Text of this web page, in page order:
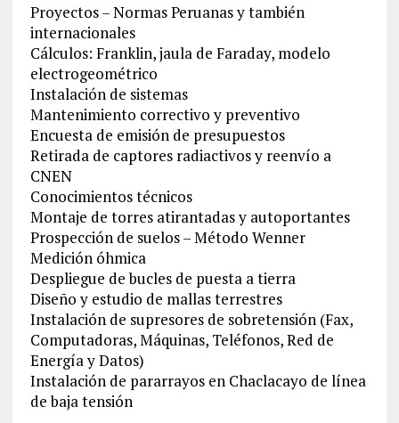
Proyectos – Normas Peruanas y también
internacionales
Cálculos: Franklin, jaula de Faraday, modelo
electrogeométrico
Instalación de sistemas
Mantenimiento correctivo y preventivo
Encuesta de emisión de presupuestos
Retirada de captores radiactivos y reenvío a
CNEN
Conocimientos técnicos
Montaje de torres atirantadas y autoportantes
Prospección de suelos – Método Wenner
Medición óhmica
Despliegue de bucles de puesta a tierra
Diseño y estudio de mallas terrestres
Instalación de supresores de sobretensión (Fax,
Computadoras, Máquinas, Teléfonos, Red de
Energía y Datos)
Instalación de pararrayos en Chaclacayo de línea
de baja tensión